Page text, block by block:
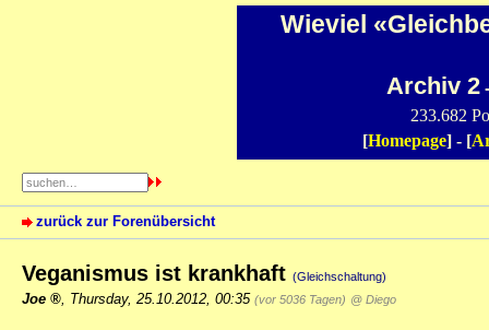
Wieviel
Archiv 2
233.682
[Homepage] - [
zurück zur Forenübersicht
Veganismus ist krankhaft (Gleichschaltung)
Joe Thursday, 25.10.2012, 00:35 (vor 5036 Tagen) @ Diego